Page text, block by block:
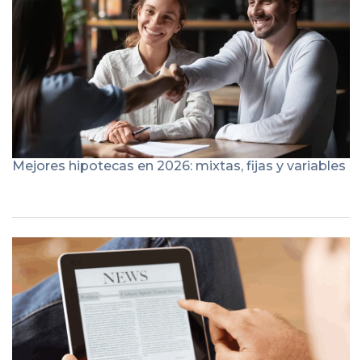
Mejores hipotecas en 2026: mixtas, fijas y variables